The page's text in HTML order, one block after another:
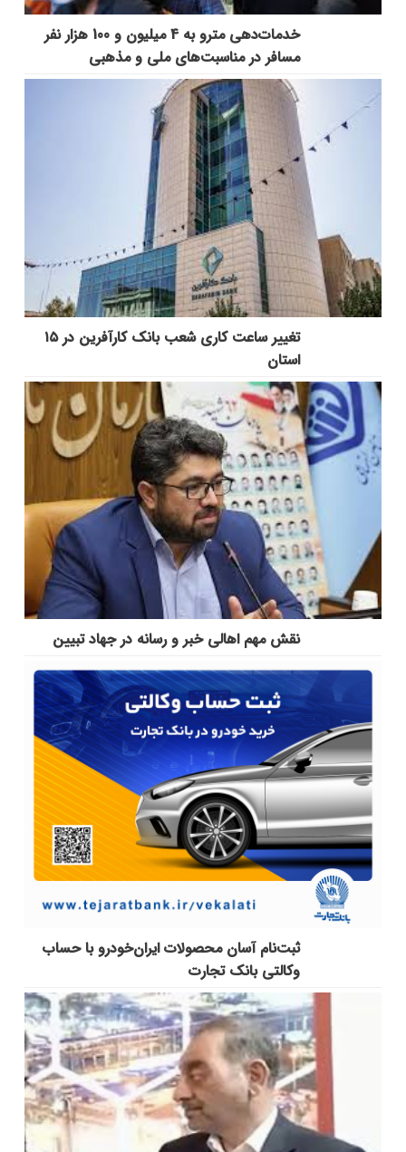
خدمات‌دهي مترو به 4 ميليون و 100 هزار نفر
مسافر در مناسبت‌هاي ملي و مذهبي
تغییر ساعت کاری شعب بانک کارآفرین در ۱۵
استان
نقش مهم اهالی خبر و رسانه در جهاد تبیین
ثبت‌نام آسان محصولات ایران‌خودرو با حساب
وکالتی بانک تجارت